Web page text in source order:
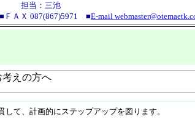
担当：三池
■ＦＡＸ 087(867)5971 ■E-mail
して、計画的にステップアップを図ります。